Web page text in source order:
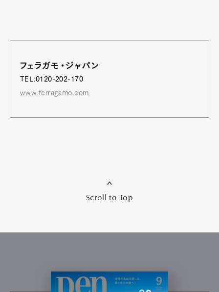
フェラガモ・ジャパン
TEL:0120-202-170
www.ferragamo.com
Scroll to Top